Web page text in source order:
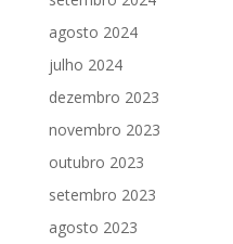
agosto 2024
julho 2024
dezembro 2023
novembro 2023
outubro 2023
setembro 2023
agosto 2023